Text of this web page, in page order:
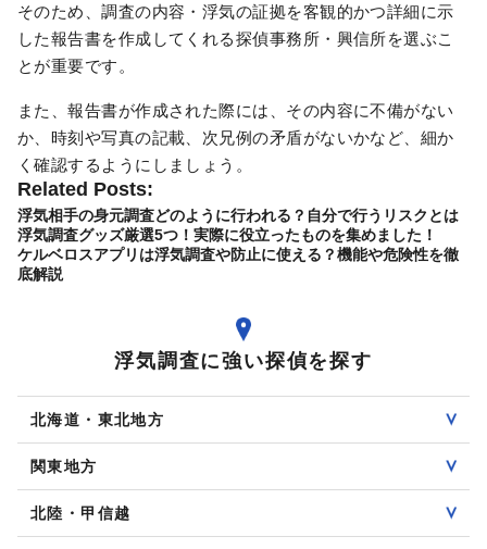
そのため、調査の内容・浮気の証拠を客観的かつ詳細に示
した報告書を作成してくれる探偵事務所・興信所を選ぶこ
とが重要です。
また、報告書が作成された際には、その内容に不備がない
か、時刻や写真の記載、次兄例の矛盾がないかなど、細か
く確認するようにしましょう。
Related Posts:
浮気相手の身元調査どのように行われる？自分で行うリスクとは
浮気調査グッズ厳選5つ！実際に役立ったものを集めました！
ケルベロスアプリは浮気調査や防止に使える？機能や危険性を徹
底解説
浮気調査に強い探偵を探す
北海道・東北地方
関東地方
北陸・甲信越